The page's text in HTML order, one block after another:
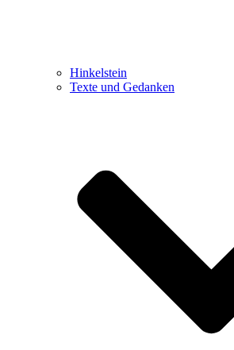
Hinkelstein
Texte und Gedanken